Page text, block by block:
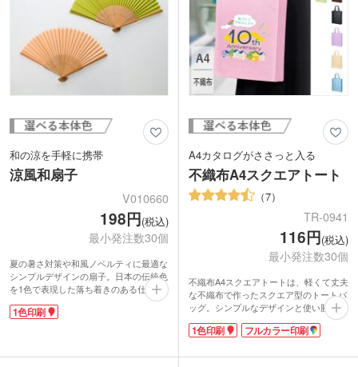
和の涼を手軽に携帯
涼風和扇子
V010660
198円(税込)
最小発注数30個
夏の暑さ対策や和風ノベルティに最適な
シンプルデザインの扇子。日本の伝統色
を1色で表現した落ち着きのある仕上が
りです。天然竹を使用しており、軽やか
な使い心地も魅力。成長が早い竹素材は
1色印刷
A4カタログがささっと入る
不織布A4スクエアトート
7
TR-0941
116円(税込)
最小発注数30個
不織布A4スクエアトートは、軽くて丈夫
な不織布で作ったスクエア型のトートバ
ッグ。シンプルなデザインと使い勝手の
良いサイズが人気の秘密。企業のイベン
ト・展示会、セミナーでパンフやカタロ
いので大事な資料も折り曲げずに入りま
1色印刷 フルカラー印刷